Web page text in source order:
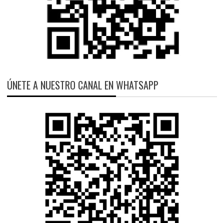
ÚNETE A NUESTRO CANAL EN WHATSAPP